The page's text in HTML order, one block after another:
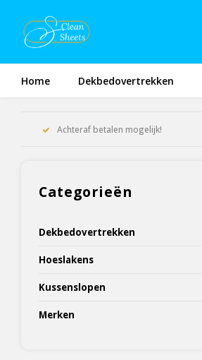
Home Dekbedovertrekken
Achteraf betalen mogelijk!
Categorieën
Dekbedovertrekken
Hoeslakens
Kussenslopen
Merken